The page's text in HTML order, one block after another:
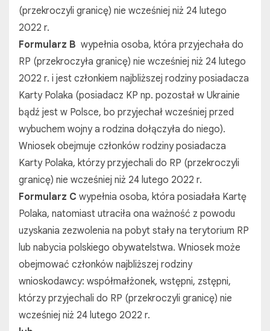
(przekroczyli granicę) nie wcześniej niż 24 lutego
2022 r.
Formularz B wypełnia osoba, która przyjechała do
RP (przekroczyła granicę) nie wcześniej niż 24 lutego
2022 r. i jest członkiem najbliższej rodziny posiadacza
Karty Polaka (posiadacz KP np. pozostał w Ukrainie
bądź jest w Polsce, bo przyjechał wcześniej przed
wybuchem wojny a rodzina dołączyła do niego).
Wniosek obejmuje członków rodziny posiadacza
Karty Polaka, którzy przyjechali do RP (przekroczyli
granicę) nie wcześniej niż 24 lutego 2022 r.
Formularz C wypełnia osoba, która posiadała Kartę
Polaka, natomiast utraciła ona ważność z powodu
uzyskania zezwolenia na pobyt stały na terytorium RP
lub nabycia polskiego obywatelstwa. Wniosek może
obejmować członków najbliższej rodziny
wnioskodawcy: współmałżonek, wstępni, zstępni,
którzy przyjechali do RP (przekroczyli granicę) nie
wcześniej niż 24 lutego 2022 r.